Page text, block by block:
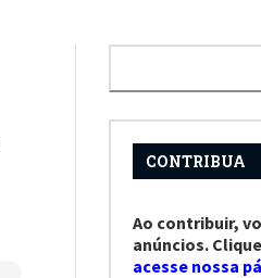
CONTRIBUA
Ao contribuir,
anúncios.
acesse nossa